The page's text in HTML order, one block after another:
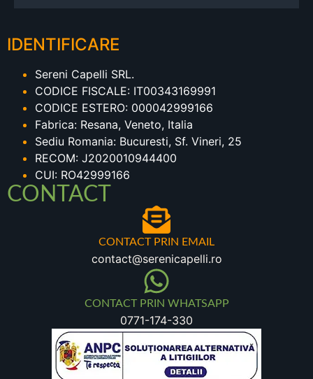
IDENTIFICARE
Sereni Capelli SRL.
CODICE FISCALE: IT00343169991
CODICE ESTERO: 000042999166
Fabrica: Resana, Veneto, Italia
Sediu Romania: Bucuresti, Sf. Vineri, 25
RECOM: J2020010944400
CUI: RO42999166
CONTACT
CONTACT PRIN EMAIL
contact@serenicapelli.ro
CONTACT PRIN WHATSAPP
0771-174-330